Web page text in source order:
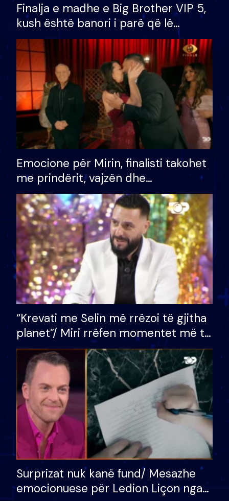
Finalja e madhe e Big Brother VIP 5,
kush është banori i parë që lë
shtëpinë dhe humb mundësinë për
të fituar çmimin e madh
Emocione për Mirin, finalisti takohet
me prindërit, vajzën dhe
bashkëshorten: S’kemi ndonjë letër
divorci apo jo?
“Krevati me Selin më rrëzoi të gjitha
planet”/ Miri rrëfen momentet më të
bukura në shtëpinë e BB VIP: Do më
mungojë zilja e mëngjesit kur…
Surprizat nuk kanë fund/ Mesazhe
emocionuese për Ledion Liçon nga